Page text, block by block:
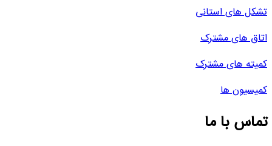
تشکل های استانی
اتاق های مشترک
کمیته های مشترک
کمیسیون ها
تماس با ما